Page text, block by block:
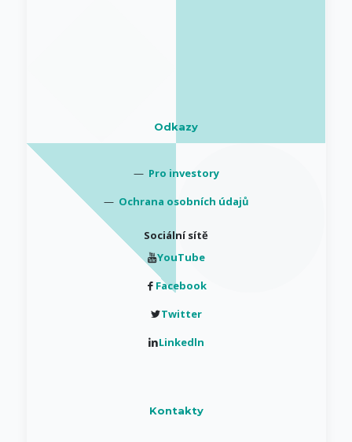
Odkazy
— Pro investory
— Ochrana osobních údajů
Sociální sítě
YouTube
Facebook
Twitter
Linkedln
Kontakty